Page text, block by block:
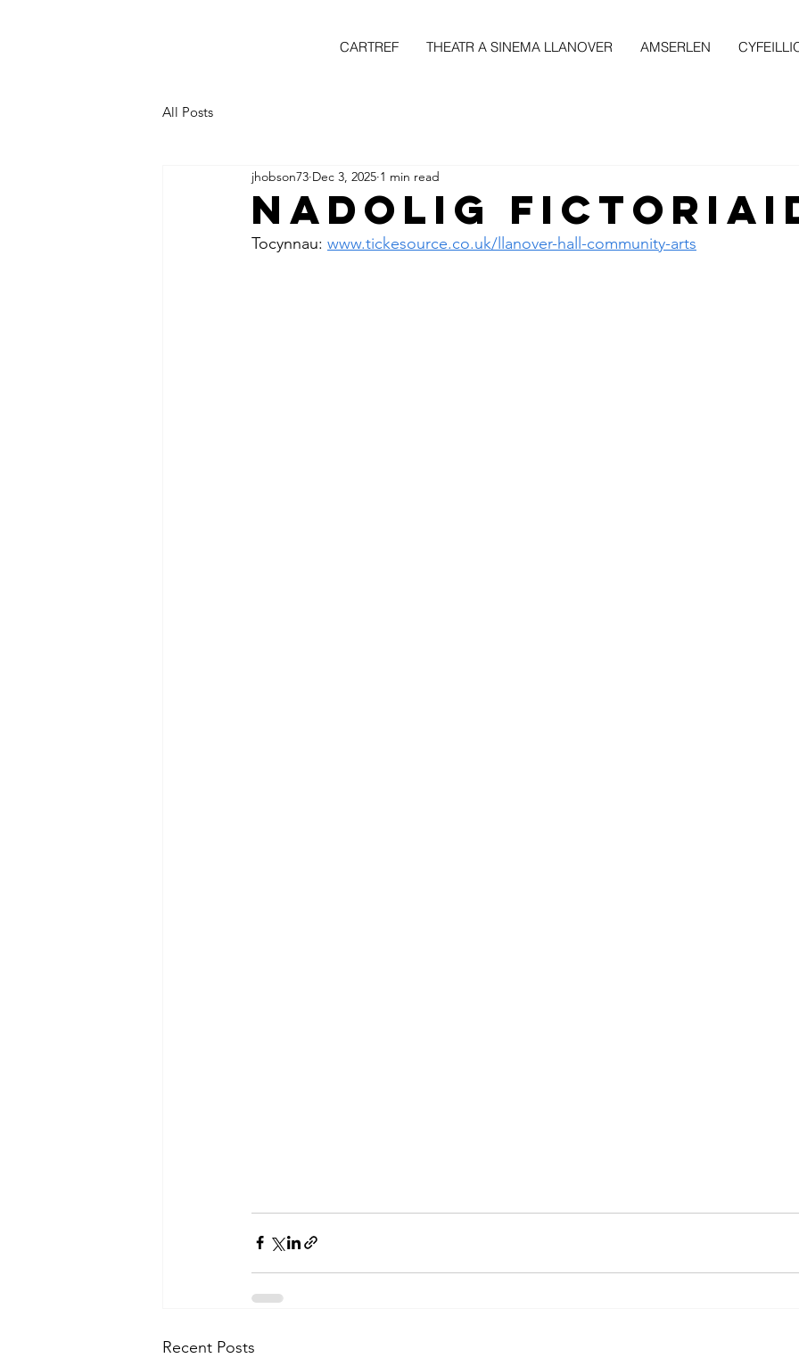
CARTREF THEATR A SINEMA LLANOVER AMSERLEN
All Posts
NADOLIG
jhobson73 Dec 3, 2025 1 min read
Tocynnau: www.tickesource.co.uk/llanover-hall-community-arts
Recent Posts